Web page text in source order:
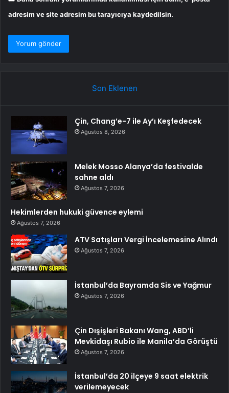
adresim ve site adresim bu tarayıcıya kaydedilsin.
Son Eklenen
Çin, Chang’e-7 ile Ay’ı Keşfedecek
Ağustos 8, 2026
Melek Mosso Alanya’da festivalde
sahne aldı
Ağustos 7, 2026
Hekimlerden hukuki güvence eylemi
Ağustos 7, 2026
ATV Satışları Vergi İncelemesine Alındı
Ağustos 7, 2026
İstanbul’da Bayramda Sis ve Yağmur
Ağustos 7, 2026
Çin Dışişleri Bakanı Wang, ABD’li
Mevkidaşı Rubio ile Manila’da Görüştü
Ağustos 7, 2026
İstanbul’da 20 ilçeye 9 saat elektrik
verilemeyecek